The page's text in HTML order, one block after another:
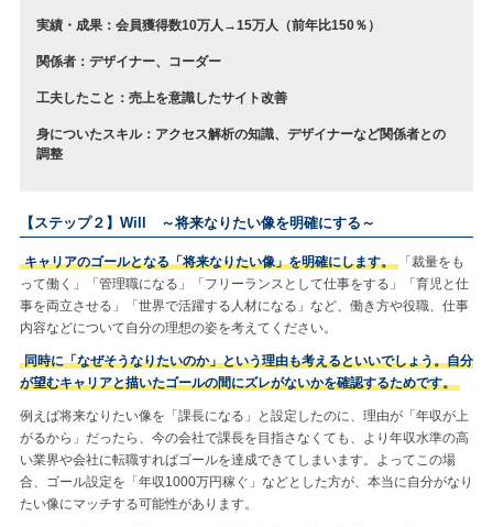
実績・成果：会員獲得数10万人→15万人（前年比150％）
関係者：デザイナー、コーダー
工夫したこと：売上を意識したサイト改善
身についたスキル：アクセス解析の知識、デザイナーなど関係者との
調整
【ステップ２】Will ～将来なりたい像を明確にする～
キャリアのゴールとなる「将来なりたい像」を明確にします。 「裁量をも
って働く」「管理職になる」「フリーランスとして仕事をする」「育児と仕
事を両立させる」「世界で活躍する人材になる」など、働き方や役職、仕事
内容などについて自分の理想の姿を考えてください。
同時に「なぜそうなりたいのか」という理由も考えるといいでしょう。自分
が望むキャリアと描いたゴールの間にズレがないかを確認するためです。
例えば将来なりたい像を「課長になる」と設定したのに、理由が「年収が上
がるから」だったら、今の会社で課長を目指さなくても、より年収水準の高
い業界や会社に転職すればゴールを達成できてしまいます。よってこの場
合、ゴール設定を「年収1000万円稼ぐ」などとした方が、本当に自分がなり
たい像にマッチする可能性があります。